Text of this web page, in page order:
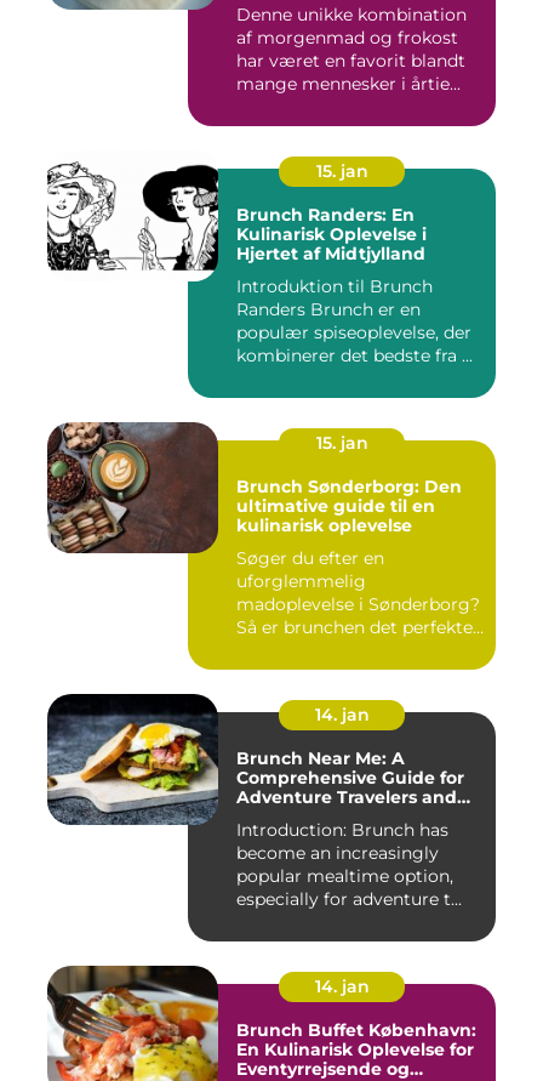
Denne unikke kombination
af morgenmad og frokost
har været en favorit blandt
mange mennesker i årtie...
15. jan
Brunch Randers: En
Kulinarisk Oplevelse i
Hjertet af Midtjylland
Introduktion til Brunch
Randers Brunch er en
populær spiseoplevelse, der
kombinerer det bedste fra ...
15. jan
Brunch Sønderborg: Den
ultimative guide til en
kulinarisk oplevelse
Søger du efter en
uforglemmelig
madoplevelse i Sønderborg?
Så er brunchen det perfekte
14. jan
Brunch Near Me: A
Comprehensive Guide for
Adventure Travelers and
Introduction: Brunch has
become an increasingly
popular mealtime option,
especially for adventure t...
14. jan
Brunch Buffet København:
En Kulinarisk Oplevelse for
Eventyrrejsende og